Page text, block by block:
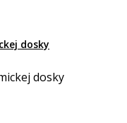
dosky
dosky